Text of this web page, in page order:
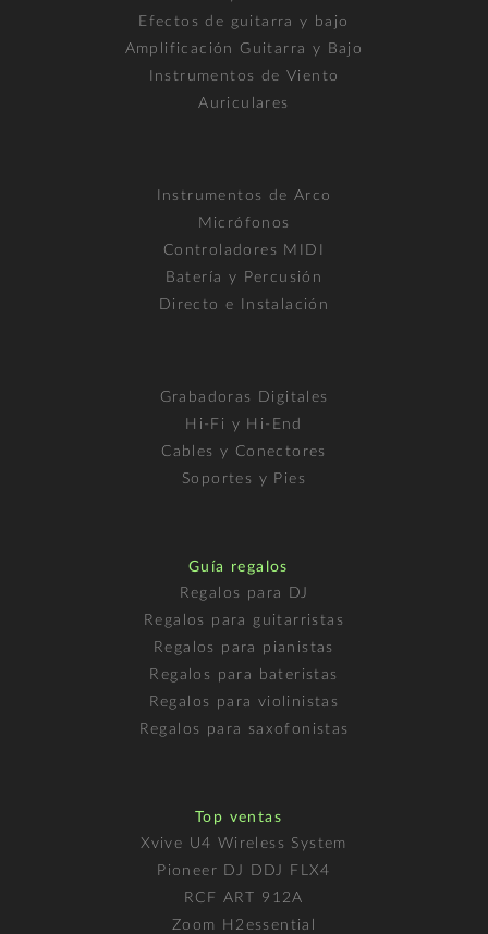
Efectos de guitarra y bajo
Amplificación Guitarra y Bajo
Instrumentos de Viento
Auriculares
Instrumentos de Arco
Micrófonos
Controladores MIDI
Batería y Percusión
Directo e Instalación
Grabadoras Digitales
Hi-Fi y Hi-End
Cables y Conectores
Soportes y Pies
Guía regalos
Regalos para DJ
Regalos para guitarristas
Regalos para pianistas
Regalos para bateristas
Regalos para violinistas
Regalos para saxofonistas
Top ventas
Xvive U4 Wireless System
Pioneer DJ DDJ FLX4
RCF ART 912A
Zoom H2essential